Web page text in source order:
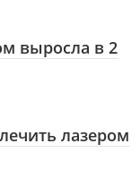
выросла в 2
лазером